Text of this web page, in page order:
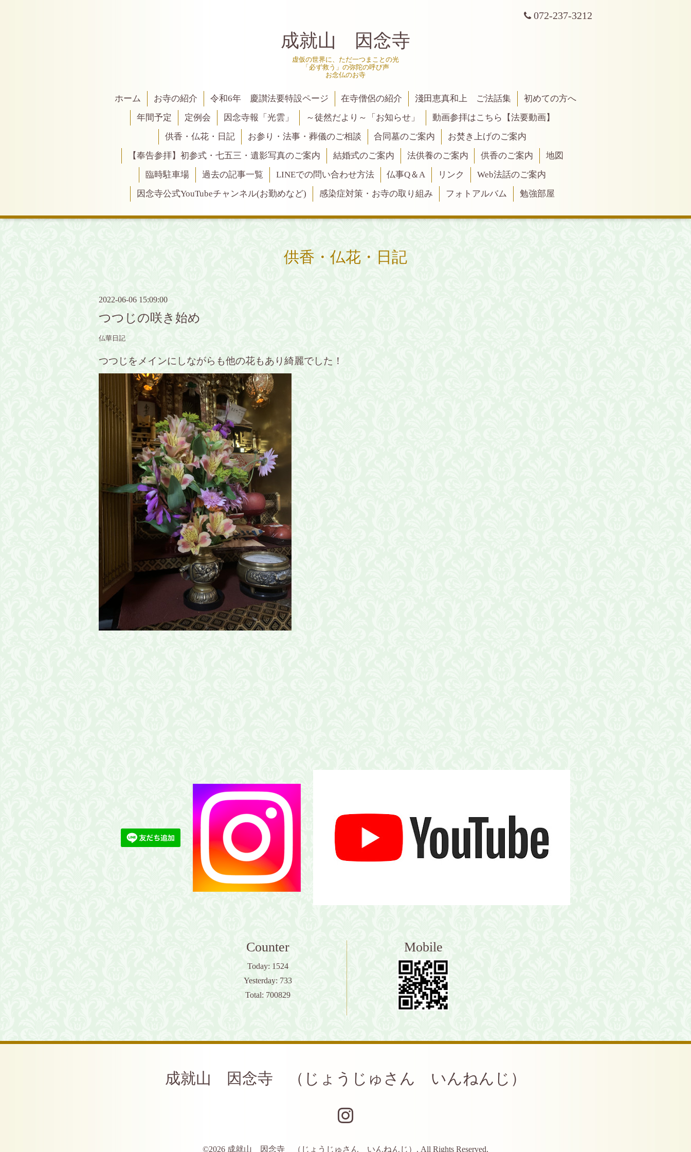
072-237-3212
成就山 因念寺
虚仮の世界に、ただ一つまことの光
「必ず救う」の弥陀の呼び声
お念仏のお寺
ホーム お寺の紹介 令和6年 慶讃法要特設ページ 在寺僧侶の紹介 淺田恵真和上 ご法話集
初めての方へ
年間予定
定例会 因念寺報「光雲」 ～徒然だより～「お知らせ」
動画参拝はこちら【法要動画】
供香・仏花・日記
お参り・法事・葬儀のご相談 合同墓のご案内
お焚き上げのご案内
【奉告参拝】初参式・七五三・遺影写真のご案内
結婚式のご案内 法供養のご案内 供香のご案内
地図
臨時駐車場
過去の記事一覧 LINEでの問い合わせ方法 仏事Q＆A リンク
Web法話のご案内
因念寺公式YouTubeチャンネル(お勤めなど)
感染症対策・お寺の取り組み フォトアルバム 勉強部屋
供香・仏花・日記
2022-06-06 15:09:00
つつじの咲き始め
仏華日記
つつじをメインにしながらも他の花もあり綺麗でした！
Counter
Today: 1524
Yesterday: 733
Total: 700829
Mobile
成就山 因念寺 （じょうじゅさん いんねんじ）
©2026 成就山 因念寺 （じょうじゅさん いんねんじ） . All Rights Reserved.